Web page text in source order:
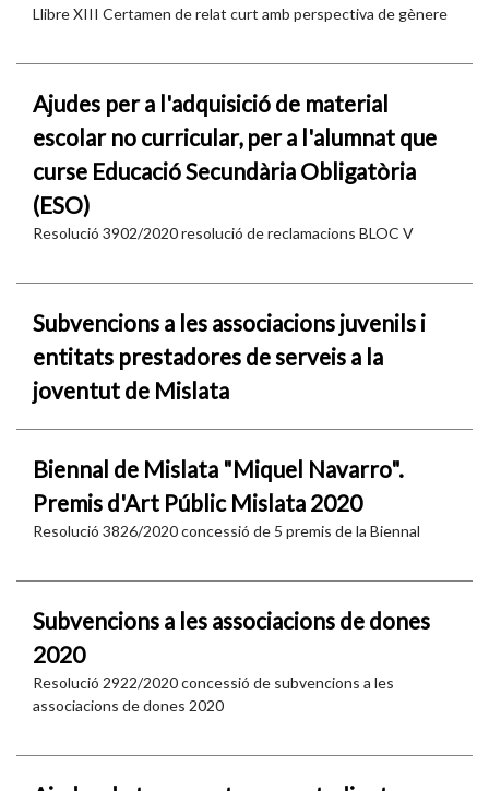
Llibre XIII Certamen de relat curt amb perspectiva de gènere
Ajudes per a l'adquisició de material
escolar no curricular, per a l'alumnat que
curse Educació Secundària Obligatòria
(ESO)
Resolució 3902/2020 resolució de reclamacions BLOC V
Subvencions a les associacions juvenils i
entitats prestadores de serveis a la
joventut de Mislata
Biennal de Mislata "Miquel Navarro".
Premis d'Art Públic Mislata 2020
Resolució 3826/2020 concessió de 5 premis de la Biennal
Subvencions a les associacions de dones
2020
Resolució 2922/2020 concessió de subvencions a les
associacions de dones 2020